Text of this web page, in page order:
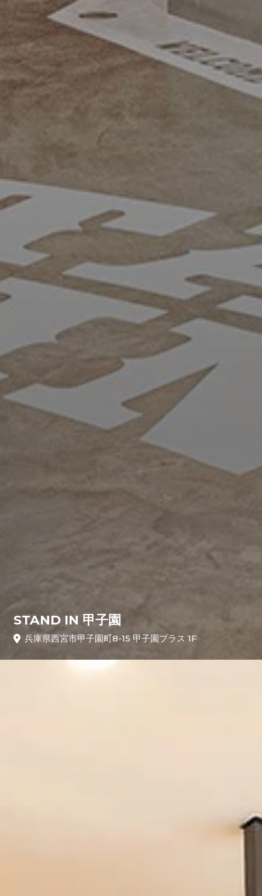
STAND IN 甲子園
兵庫県西宮市甲子園町8-15 甲子園プラス 1F